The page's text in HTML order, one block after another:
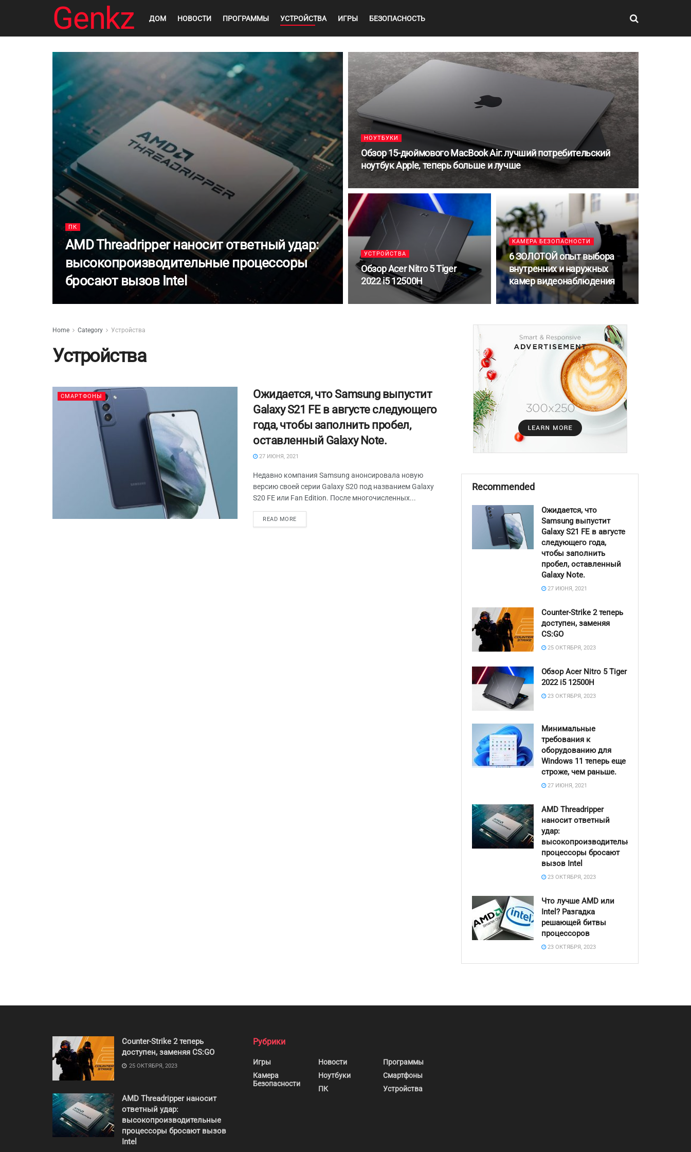
Genkz ДОМ НОВОСТИ ПРОГРАММЫ УСТРОЙСТВА ИГРЫ БЕЗОПАСНОСТЬ
ПК
AMD Threadripper наносит ответный удар:
высокопроизводительные процессоры
бросают вызов Intel
НОУТБУКИ
Обзор 15-дюймового MacBook Air: лучший потребительский
ноутбук Apple, теперь больше и лучше
УСТРОЙСТВА
Обзор Acer Nitro 5 Tiger
2022 i5 12500H
КАМЕРА БЕЗОПАСНОСТИ
6 ЗОЛОТОЙ опыт выбора
внутренних и наружных
камер видеонаблюдения
Home Category Устройства
Устройства
СМАРТФОНЫ
Ожидается, что Samsung выпустит
Galaxy S21 FE в августе следующего
года, чтобы заполнить пробел,
оставленный Galaxy Note.
27 ИЮНЯ, 2021
Недавно компания Samsung анонсировала новую
версию своей серии Galaxy S20 под названием Galaxy
S20 FE или Fan Edition. После многочисленных...
READ MORE
Recommended
Ожидается, что
Samsung выпустит
Galaxy S21 FE в августе
следующего года,
чтобы заполнить
пробел, оставленный
Galaxy Note.
27 ИЮНЯ, 2021
Counter-Strike 2 теперь
доступен, заменяя
CS:GO
25 ОКТЯБРЯ, 2023
Обзор Acer Nitro 5 Tiger
2022 i5 12500H
23 ОКТЯБРЯ, 2023
Минимальные
требования к
оборудованию для
Windows 11 теперь еще
строже, чем раньше.
27 ИЮНЯ, 2021
AMD Threadripper
наносит ответный
удар:
высокопроизводительные
процессоры бросают
вызов Intel
23 ОКТЯБРЯ, 2023
Что лучше AMD или
Intel? Разгадка
решающей битвы
процессоров
23 ОКТЯБРЯ, 2023
Counter-Strike 2 теперь
доступен, заменяя CS:GO
25 ОКТЯБРЯ, 2023
AMD Threadripper наносит
ответный удар:
высокопроизводительные
процессоры бросают вызов
Intel
Рубрики
Игры
Камера
Безопасности
Новости
Ноутбуки
ПК
Программы
Смартфоны
Устройства